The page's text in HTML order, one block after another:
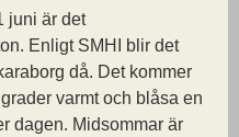
juni är det
Enligt SMHI blir det
då. Det kommer
varmt och blåsa en
dagen. Midsommar är